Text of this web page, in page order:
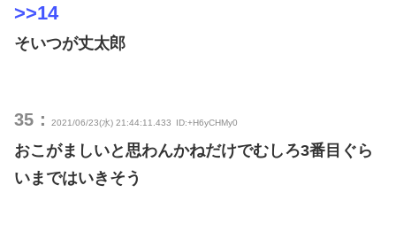
>>14
そいつが丈太郎
35： 2021/06/23(水) 21:44:11.433 ID:+H6yCHMy0
おこがましいと思わんかねだけでむしろ3番目ぐら
いまではいきそう